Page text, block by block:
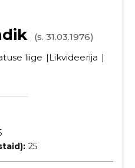
(s. 31.03.1976)
liige
Likvideerija
25